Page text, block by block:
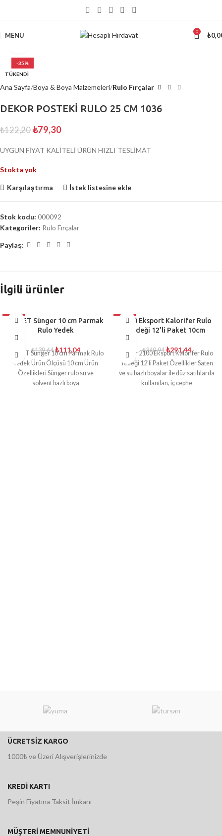
MENU 0 ₺
-35%
TÜKENDI
Ana Sayfa Boya & Boya Malzemeleri Rulo Fırçalar
DEKOR POSTEKİ RULO 25 CM 1036
₺122,20 ₺79,30
UYGUN FİYAT KALİTELİ ÜRÜN HIZLI TESLİMAT
Stokta yok
Karşılaştırma İstek listesine ekle
Stok kodu: 000092
Kategoriler: Rulo Fırçalar
Paylaş:
İlgili ürünler
-20%
2 ADET Sünger 10 cm Parmak
Rulo Yedek
₺139,64 ₺111,04
2 ADET Sünger 10 cm Parmak Rulo
Yedek Ürün Ölçüsü 10 cm Ürün
Özellikleri Sünger rulo su ve
solvent bazlı boya
-15%2100 Eksport Kalorifer Rulo
Yedeği 12’li Paket 10cm
₺340,94 ₺291,44
Dekor 2100 Eksport Kalorifer Rulo
Yedeği 12’li Paket Özellikler Saten
ve su bazlı boyalar ile düz satıhlarda
kullanılan, iç cephe
ÜCRETSİZ KARGO
1000₺ ve Üzeri Alışverişlerinizde
KREDİ KARTI
Peşin Fiyatına Taksit İmkanı
MÜŞTERİ MEMNUNİYETİ
ÜSTÜ ALIŞVERİŞLERİNİZDE KARGO ÜCRETSİZ